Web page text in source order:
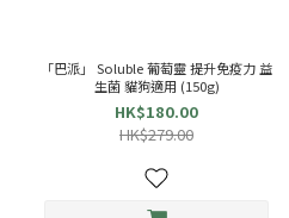
「巴派」 Soluble 葡萄靈 提升免疫力 益
生菌 貓狗適用 (150g)
HK$180.00
HK$279.00